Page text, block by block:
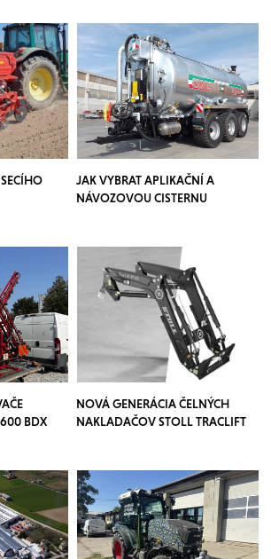
JAK VYBRAT APLIKAČNÍ A
NÁVOZOVOU CISTERNU
BDX
NOVÁ GENERÁCIA ČELNÝCH
NAKLADAČOV STOLL TRACLIFT